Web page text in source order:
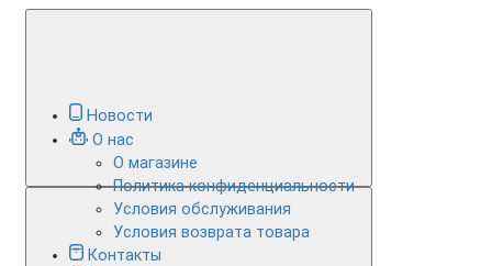
Новости
О нас
О магазине
Политика конфиденциальности
Условия обслуживания
Условия возврата товара
Контакты